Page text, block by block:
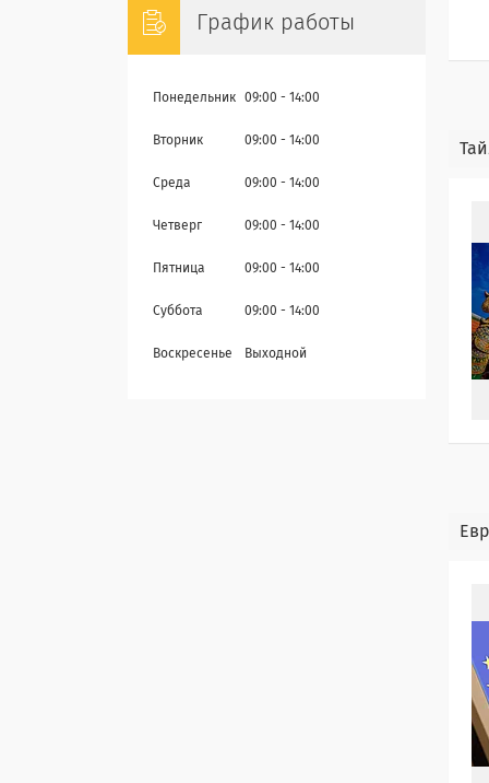
График работы
Понедельник 09:00 14:00
Вторник 09:00 14:00
Среда 09:00 14:00
Четверг 09:00 14:00
Пятница 09:00 14:00
Суббота 09:00 14:00
Воскресенье Выходной